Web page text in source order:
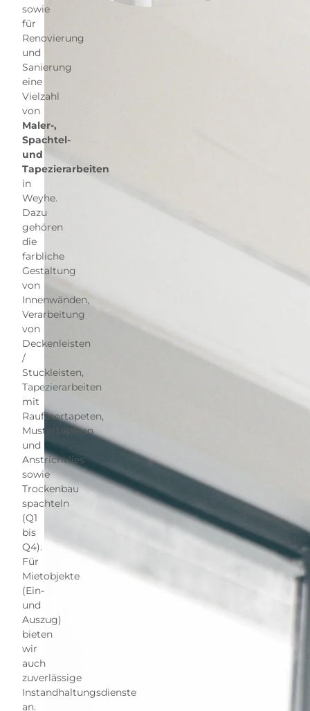
sowie
für
Renovierung
und
Sanierung
eine
Vielzahl
von
Maler-,
Spachtel-
und
Tapezierarbeiten
in
Weyhe.
Dazu
gehören
die
farbliche
Gestaltung
von
Innenwänden,
Verarbeitung
von
Deckenleisten
/
Stuckleisten,
Tapezierarbeiten
mit
Raufasertapeten,
Mustertapeten
und
Anstrichvlies
sowie
Trockenbau
spachteln
(Q1
bis
Q4).
Für
Mietobjekte
(Ein-
und
Auszug)
bieten
wir
auch
zuverlässige
Instandhaltungsdienste
an.